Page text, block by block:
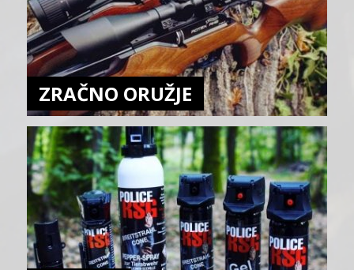
ZRAČNO ORUŽJE